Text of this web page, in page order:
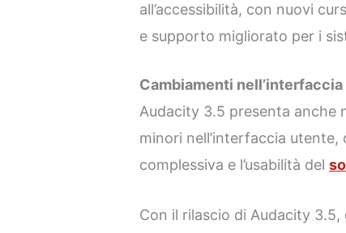
all’accessibilità, con nuovi
e supporto migliorato per i
Cambiamenti
Audacity 3.5 presenta anche
minori nell’interfaccia utente,
complessiva e l’usabilità del
Con il rilascio di Audacity